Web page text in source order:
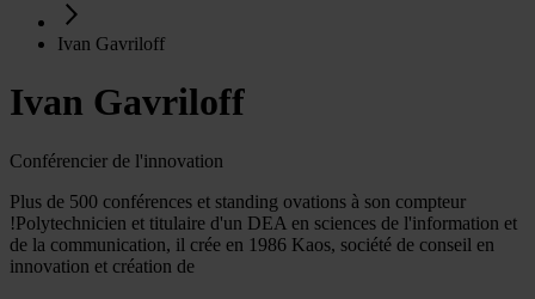
Ivan Gavriloff
Ivan Gavriloff
Conférencier de l'innovation
Plus de 500 conférences et standing ovations à son compteur
!Polytechnicien et titulaire d'un DEA en sciences de l'information et
de la communication, il crée en 1986 Kaos, société de conseil en
innovation et création de